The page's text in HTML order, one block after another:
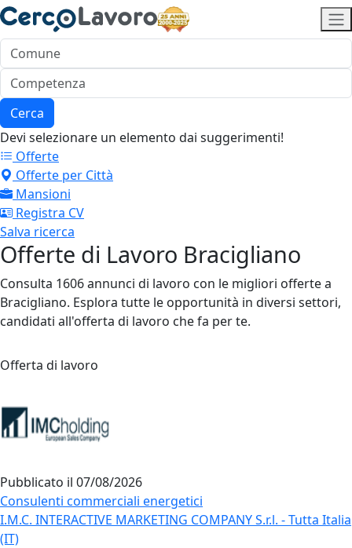
Cerca
Devi selezionare un elemento dai suggerimenti!
Offerte
Offerte per Città
Mansioni
Registra CV
Salva ricerca
Offerte di Lavoro Bracigliano
Consulta 1606 annunci di lavoro con le migliori offerte a
Bracigliano. Esplora tutte le opportunità in diversi settori,
candidati all'offerta di lavoro che fa per te.
Offerta di lavoro
Pubblicato il 07/08/2026
Consulenti commerciali energetici
I.M.C. INTERACTIVE MARKETING COMPANY S.r.l. - Tutta Italia
(IT)